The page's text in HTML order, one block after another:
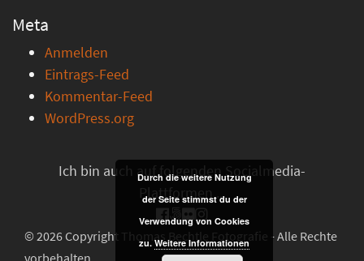
Meta
Anmelden
Eintrags-Feed
Kommentar-Feed
WordPress.org
Ich bin auch auf folgenden Socialmedia-
Plattformen ...
© 2026 Copyright Thomas Bechtle Fotografie - Alle Rechte
Durch die weitere Nutzung
der Seite stimmst du der
Verwendung von Cookies
zu.Weitere Informationen